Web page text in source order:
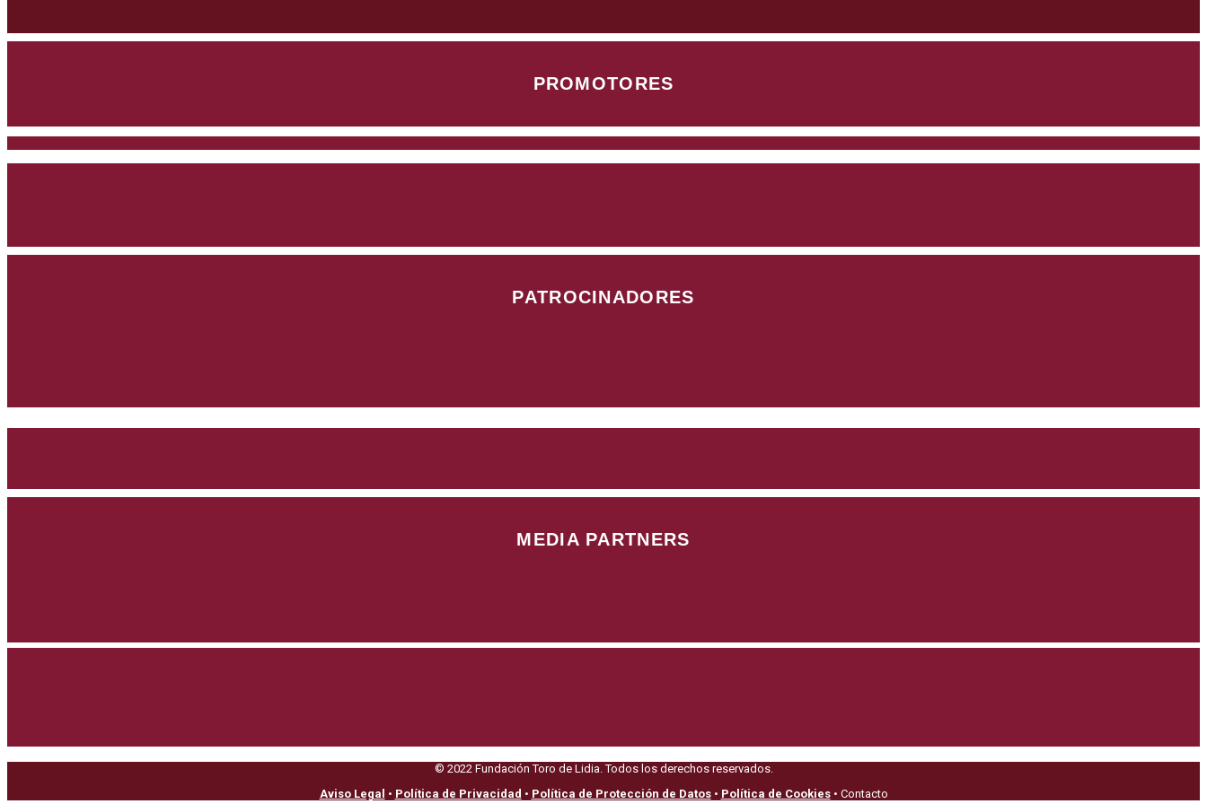
PROMOTORES
PATROCINADORES
MEDIA PARTNERS
© 2022 Fundación Toro de Lidia. Todos los derechos reservados.
Aviso Legal • Política de Privacidad • Política de Protección de Datos• Política de Cookies• Contacto